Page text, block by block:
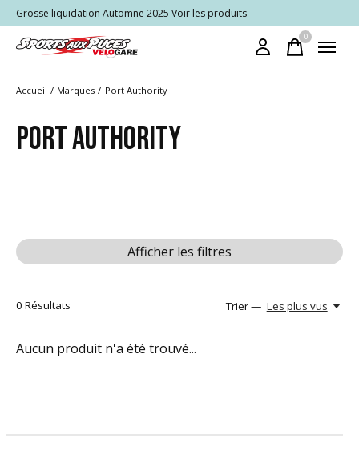
Grosse liquidation Automne 2025 Voir les produits
0items
Accueil / Marques / Port Authority
PORT AUTHORITY
Afficher les filtres
0 Résultats Trier — Les plus vus
Aucun produit n'a été trouvé...